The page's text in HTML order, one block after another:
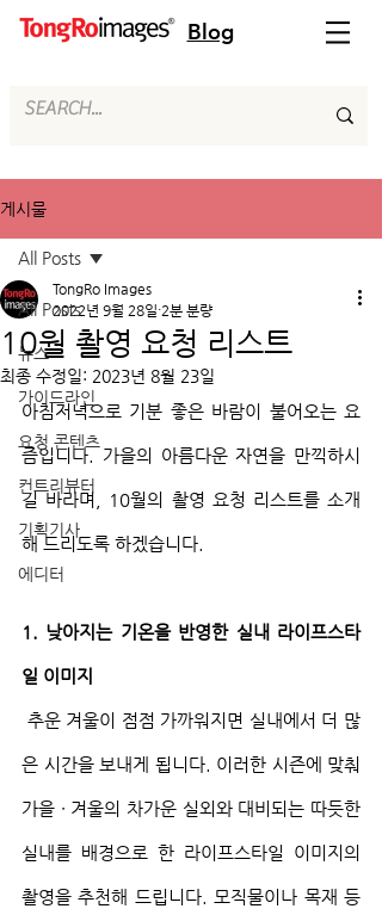
Blog
게시물
All Posts
뉴스
가이드라인
요청 콘텐츠
컨트리뷰터
기획기사
에디터
All Posts
10월 촬영 요청 리스트
TongRo Images
2022년 9월 28일 2분 분량
최종 수정일: 2023년 8월 23일
아침저녁으로 기분 좋은 바람이 불어오는 요
즘입니다. 가을의 아름다운 자연을 만끽하시
길 바라며, 10월의 촬영 요청 리스트를 소개
해 드리도록 하겠습니다.
1. 낮아지는 기온을 반영한 실내 라이프스타
일 이미지
은 시간을 보내게 됩니다. 이러한 시즌에 맞춰
가을 ∙ 겨울의 차가운 실외와 대비되는 따듯한
실내를 배경으로 한 라이프스타일 이미지의
촬영을 추천해 드립니다. 모직물이나 목재 등